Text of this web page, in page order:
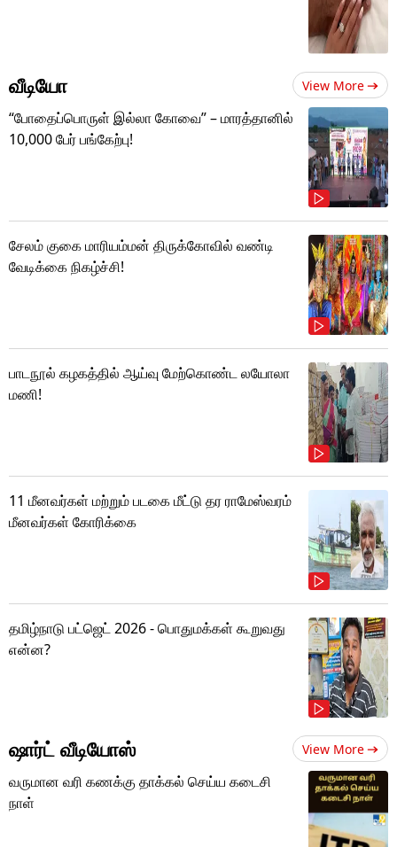
வீடியோ View More
“போதைப்பொருள் இல்லா கோவை” – மாரத்தானில்
10,000 பேர் பங்கேற்பு!
சேலம் குகை மாரியம்மன் திருக்கோவில் வண்டி
வேடிக்கை நிகழ்ச்சி!
பாடநூல் கழகத்தில் ஆய்வு மேற்கொண்ட லயோலா
மணி!
11 மீனவர்கள் மற்றும் படகை மீட்டு தர ராமேஸ்வரம்
மீனவர்கள் கோரிக்கை
தமிழ்நாடு பட்ஜெட் 2026 - பொதுமக்கள் கூறுவது
என்ன?
ஷார்ட் வீடியோஸ் View More
வருமான வரி கணக்கு தாக்கல் செய்ய கடைசி
நாள்